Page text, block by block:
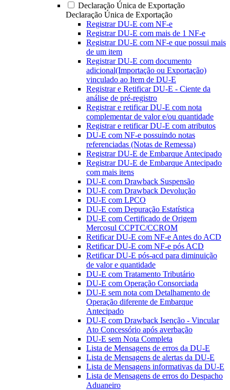
Declaração Única de Exportação
Declaração Única de Exportação
Registrar DU-E com NF-e
Registrar DU-E com mais de 1 NF-e
Registrar DU-E com NF-e que possui mais
de um item
Registrar DU-E com documento
adicional(Importação ou Exportação)
vinculado ao Item de DU-E
Registrar e Retificar DU-E - Ciente da
análise de pré-registro
Registrar e retificar DU-E com nota
complementar de valor e/ou quantidade
Registrar e retificar DU-E com atributos
DU-E com NF-e possuindo notas
referenciadas (Notas de Remessa)
Registrar DU-E de Embarque Antecipado
Registrar DU-E de Embarque Antecipado
com mais itens
DU-E com Drawback Suspensão
DU-E com Drawback Devolução
DU-E com LPCO
DU-E com Depuração Estatística
DU-E com Certificado de Origem
Mercosul CCPTC/CCROM
Retificar DU-E com NF-e Antes do ACD
Retificar DU-E com NF-e pós ACD
Retificar DU-E pós-acd para diminuição
de valor e quantidade
DU-E com Tratamento Tributário
DU-E com Operação Consorciada
DU-E sem nota com Detalhamento de
Operação diferente de Embarque
Antecipado
DU-E com Drawback Isenção - Vincular
Ato Concessório após averbação
DU-E sem Nota Completa
Lista de Mensagens de erros da DU-E
Lista de Mensagens de alertas da DU-E
Lista de Mensagens informativas da DU-E
Lista de Mensagens de erros do Despacho
Aduaneiro